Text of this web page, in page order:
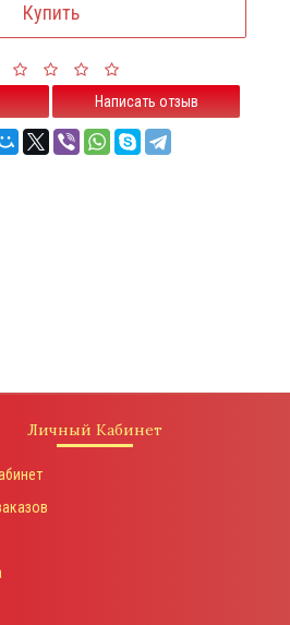
Купить
Написать отзыв
Личный Кабинет